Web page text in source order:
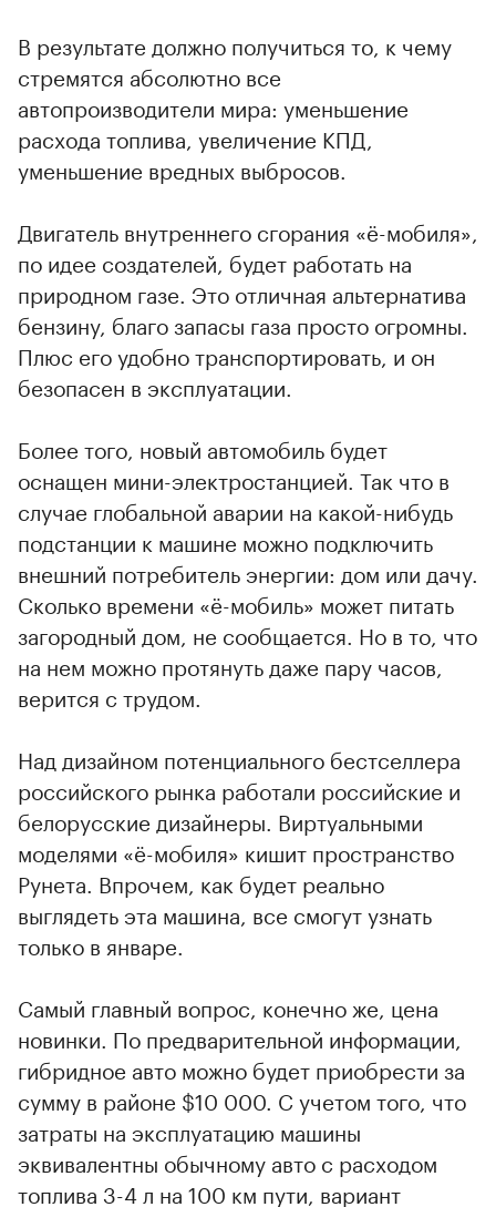
В результате должно получиться то, к чему
стремятся абсолютно все
автопроизводители мира: уменьшение
расхода топлива, увеличение КПД,
уменьшение вредных выбросов.
Двигатель внутреннего сгорания «ё-мобиля»,
по идее создателей, будет работать на
природном газе. Это отличная альтернатива
бензину, благо запасы газа просто огромны.
Плюс его удобно транспортировать, и он
безопасен в эксплуатации.
Более того, новый автомобиль будет
оснащен мини-электростанцией. Так что в
случае глобальной аварии на какой-нибудь
подстанции к машине можно подключить
внешний потребитель энергии: дом или дачу.
Сколько времени «ё-мобиль» может питать
загородный дом, не сообщается. Но в то, что
на нем можно протянуть даже пару часов,
верится с трудом.
Над дизайном потенциального бестселлера
российского рынка работали российские и
белорусские дизайнеры. Виртуальными
моделями «ё-мобиля» кишит пространство
Рунета. Впрочем, как будет реально
выглядеть эта машина, все смогут узнать
только в январе.
Самый главный вопрос, конечно же, цена
новинки. По предварительной информации,
гибридное авто можно будет приобрести за
сумму в районе $10 000. С учетом того, что
затраты на эксплуатацию машины
эквивалентны обычному авто с расходом
топлива 3-4 л на 100 км пути, вариант